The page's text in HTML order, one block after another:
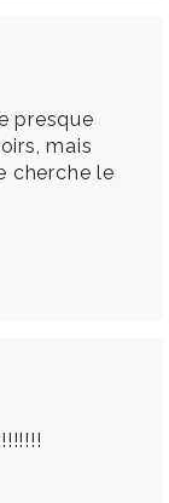
presque
mais
cherche le